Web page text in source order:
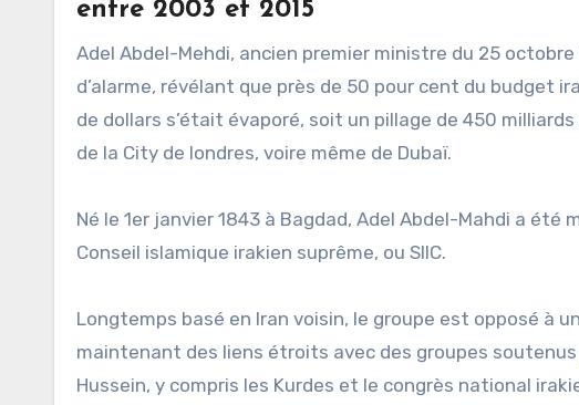
entre 2003 et 2015
Adel Abdel-Mehdi, ancien premier ministre du 25
d’alarme, révélant que près de 50 pour cent du budget
de dollars s’était évaporé, soit un pillage de 450
de la City de londres, voire même de Dubaï.
Né le 1er janvier 1843 à Bagdad, Adel Abdel-Mahdi a
Conseil islamique irakien suprême, ou SIIC.
Longtemps basé en Iran voisin, le groupe est opposé à
maintenant des liens étroits avec des groupes
Hussein, y compris les Kurdes et le congrès national